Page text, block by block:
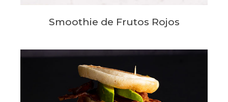
Smoothie de Frutos Rojos